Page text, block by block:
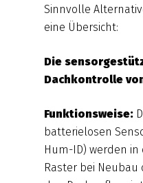
Sinnvolle
eine Übersicht:
Die
Dachkontrolle
Funktionsweise:
batterielosen
Hum-ID) werden
Raster bei Neubau